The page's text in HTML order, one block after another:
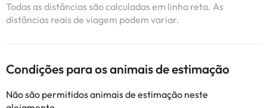
Todas as distâncias são calculadas em linha reta. As
distâncias reais de viagem podem variar.
Condições para os animais de estimação
Não são permitidos animais de estimação neste